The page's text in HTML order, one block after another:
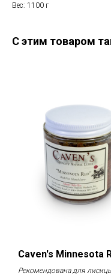
Вес: 1100 г
С этим товаром
Caven's Minnesota
Рекомендована для